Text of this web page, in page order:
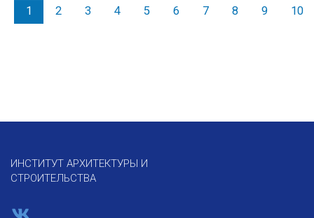
1 2 3 4 5 6 7 8 9 10
ИНСТИТУТ АРХИТЕКТУРЫ И
СТРОИТЕЛЬСТВА